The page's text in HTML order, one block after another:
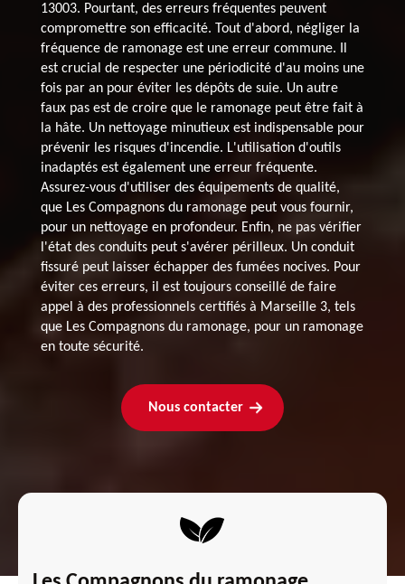
13003. Pourtant, des erreurs fréquentes peuvent
compromettre son efficacité. Tout d'abord, négliger la
fréquence de ramonage est une erreur commune. Il
est crucial de respecter une périodicité d'au moins une
fois par an pour éviter les dépôts de suie. Un autre
faux pas est de croire que le ramonage peut être fait à
la hâte. Un nettoyage minutieux est indispensable pour
prévenir les risques d'incendie. L'utilisation d'outils
inadaptés est également une erreur fréquente.
Assurez-vous d'utiliser des équipements de qualité,
que Les Compagnons du ramonage peut vous fournir,
pour un nettoyage en profondeur. Enfin, ne pas vérifier
l'état des conduits peut s'avérer périlleux. Un conduit
fissuré peut laisser échapper des fumées nocives. Pour
éviter ces erreurs, il est toujours conseillé de faire
appel à des professionnels certifiés à Marseille 3, tels
que Les Compagnons du ramonage, pour un ramonage
en toute sécurité.
Nous contacter